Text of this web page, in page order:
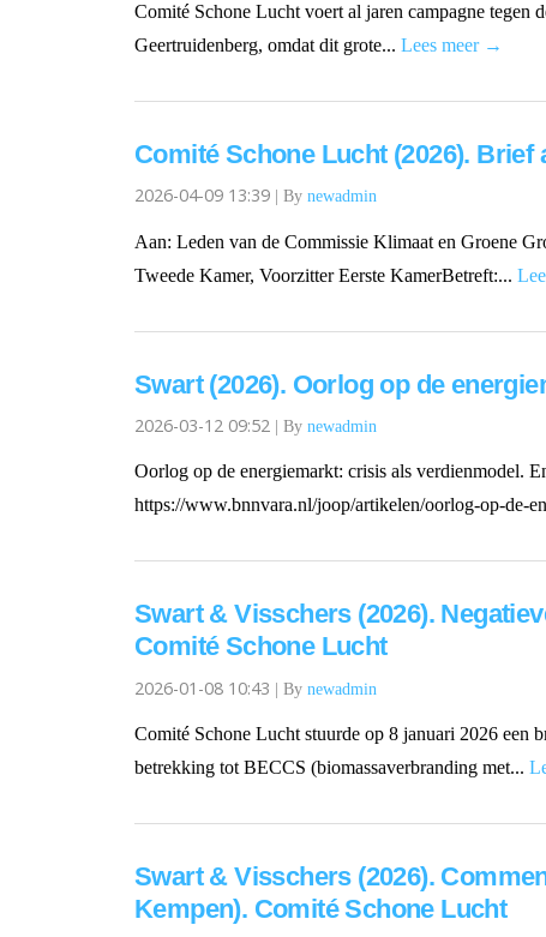
Comité Schone Lucht voert al jaren campagne tegen
Geertruidenberg, omdat dit grote... Lees meer →
Comité Schone Lucht (2026).
2026-04-09 13:39 | By newadmin
Aan: Leden van de Commissie Klimaat en Groene
Tweede Kamer, Voorzitter Eerste KamerBetreft:...
Swart (2026). Oorlog op de
2026-03-12 09:52 | By newadmin
Oorlog op de energiemarkt: crisis als verdienmodel.
https://www.bnnvara.nl/joop/artikelen/oorlog-op-de-
Swart & Visschers (2026).
Comité Schone Lucht
2026-01-08 10:43 | By newadmin
Comité Schone Lucht stuurde op 8 januari 2026 een
betrekking tot BECCS (biomassaverbranding met...
Swart & Visschers (2026).
Kempen). Comité Schone Lucht